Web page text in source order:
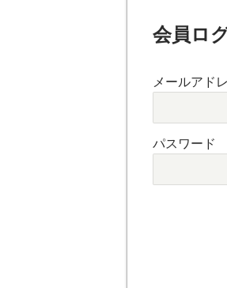
会員ロ
メールアド
パスワード